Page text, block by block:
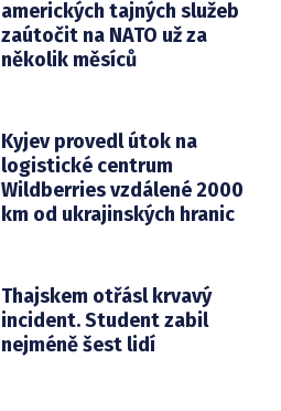
amerických tajných služeb
zaútočit na NATO už za
několik měsíců
Kyjev provedl útok na
logistické centrum
Wildberries vzdálené 2000
km od ukrajinských hranic
Thajskem otřásl krvavý
incident. Student zabil
nejméně šest lidí